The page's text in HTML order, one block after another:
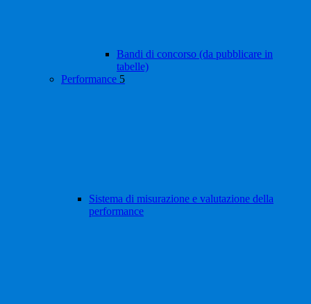
Bandi di concorso (da pubblicare in
tabelle)
Performance 5
Sistema di misurazione e valutazione della
performance